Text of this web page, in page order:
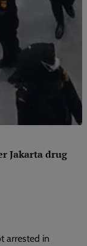
Jakarta drug
arrested in